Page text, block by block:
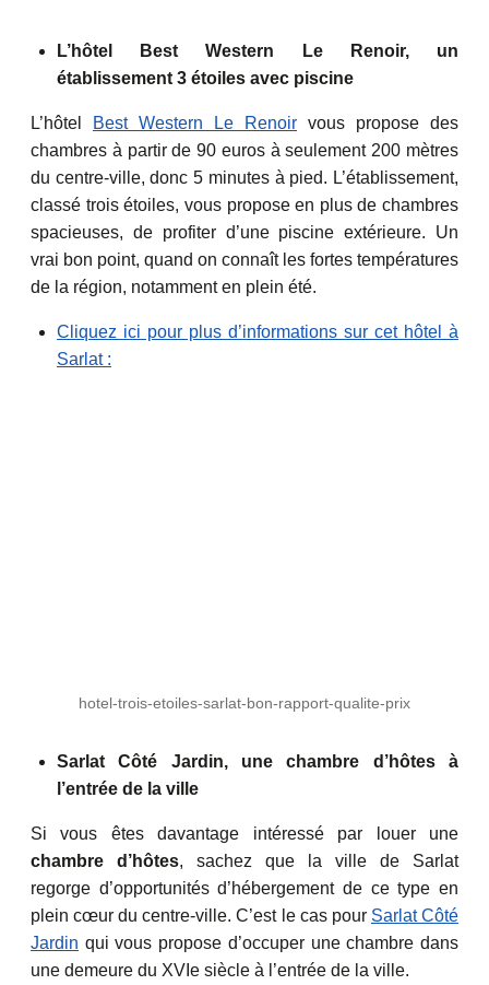
L’hôtel Best Western Le Renoir, un
établissement 3 étoiles avec piscine
L’hôtel Best Western Le Renoir vous propose des
chambres à partir de 90 euros à seulement 200 mètres
du centre-ville, donc 5 minutes à pied. L’établissement,
classé trois étoiles, vous propose en plus de chambres
spacieuses, de profiter d’une piscine extérieure. Un
vrai bon point, quand on connaît les fortes températures
de la région, notamment en plein été.
Cliquez ici pour plus d’informations sur cet hôtel à
Sarlat :
hotel-trois-etoiles-sarlat-bon-rapport-qualite-prix
Sarlat Côté Jardin, une chambre d’hôtes à
l’entrée de la ville
Si vous êtes davantage intéressé par louer une
chambre d’hôtes, sachez que la ville de Sarlat
regorge d’opportunités d’hébergement de ce type en
plein cœur du centre-ville. C’est le cas pour Sarlat Côté
Jardin qui vous propose d’occuper une chambre dans
une demeure du XVIe siècle à l’entrée de la ville.